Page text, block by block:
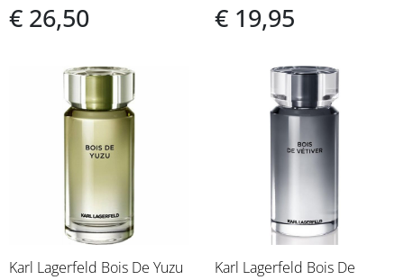
€ 26,50 € 19,95
Karl Lagerfeld Bois De Yuzu
Karl Lagerfeld Bois De